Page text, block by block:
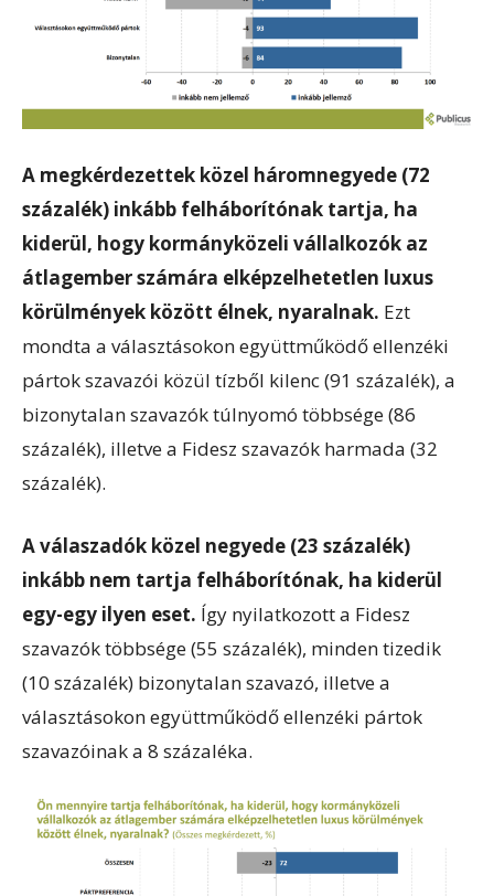
A megkérdezettek közel háromnegyede (72
százalék) inkább felháborítónak tartja, ha
kiderül, hogy kormányközeli vállalkozók az
átlagember számára elképzelhetetlen luxus
körülmények között élnek, nyaralnak. Ezt
mondta a választásokon együttműködő ellenzéki
pártok szavazói közül tízből kilenc (91 százalék), a
bizonytalan szavazók túlnyomó többsége (86
százalék), illetve a Fidesz szavazók harmada (32
százalék).
A válaszadók közel negyede (23 százalék)
inkább nem tartja felháborítónak, ha kiderül
egy-egy ilyen eset. Így nyilatkozott a Fidesz
szavazók többsége (55 százalék), minden tizedik
(10 százalék) bizonytalan szavazó, illetve a
választásokon együttműködő ellenzéki pártok
szavazóinak a 8 százaléka.